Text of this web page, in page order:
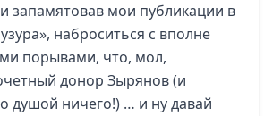
запамятовав мои публикации в
наброситься с вполне
порывами, что, мол,
донор Зырянов (и
душой ничего!) … и ну давай